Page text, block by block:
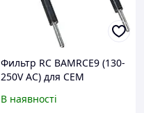
Фильтр RC BAMRCE9 (130-
250V AC) для CEM
В наявності